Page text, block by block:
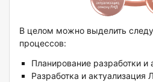
В целом можно выделить
процессов:
Планирование разработки
Разработка и актуализация